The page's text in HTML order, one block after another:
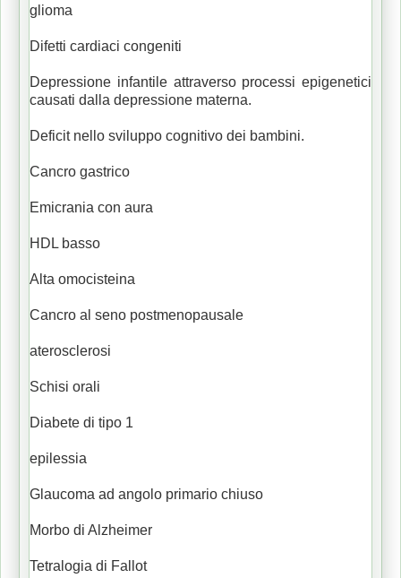
glioma
Difetti cardiaci congeniti
Depressione infantile attraverso processi epigenetici
causati dalla depressione materna.
Deficit nello sviluppo cognitivo dei bambini.
Cancro gastrico
Emicrania con aura
HDL basso
Alta omocisteina
Cancro al seno postmenopausale
aterosclerosi
Schisi orali
Diabete di tipo 1
epilessia
Glaucoma ad angolo primario chiuso
Morbo di Alzheimer
Tetralogia di Fallot